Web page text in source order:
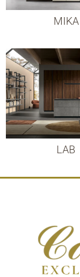
MIKA
LAB